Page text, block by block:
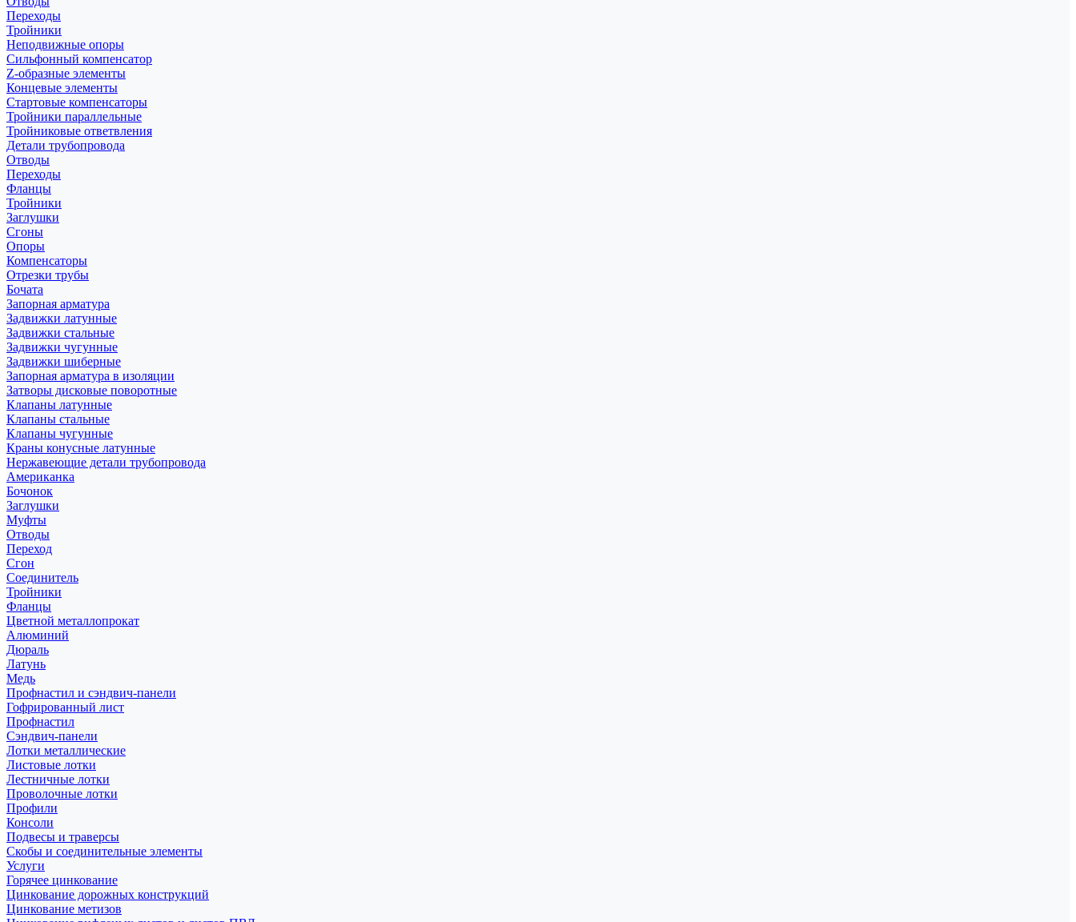
Переходы
Тройники
Неподвижные опоры
Cильфонный компенсатор
Z-образные элементы
Концевые элементы
Стартовые компенсаторы
Тройники параллельные
Тройниковые ответвления
Детали трубопровода
Отводы
Переходы
Фланцы
Тройники
Заглушки
Сгоны
Опоры
Компенсаторы
Отрезки трубы
Бочата
Запорная арматура
Задвижки латунные
Задвижки стальные
Задвижки чугунные
Задвижки шиберные
Запорная арматура в изоляции
Затворы дисковые поворотные
Клапаны латунные
Клапаны стальные
Клапаны чугунные
Краны конусные латунные
Нержавеющие детали трубопровода
Американка
Бочонок
Заглушки
Муфты
Отводы
Переход
Сгон
Соединитель
Тройники
Фланцы
Цветной металлопрокат
Алюминий
Дюраль
Латунь
Медь
Профнастил и сэндвич-панели
Гофрированный лист
Профнастил
Сэндвич-панели
Лотки металлические
Листовые лотки
Лестничные лотки
Проволочные лотки
Профили
Консоли
Подвесы и траверсы
Скобы и соединительные элементы
Услуги
Горячее цинкование
Цинкование дорожных конструкций
Цинкование метизов